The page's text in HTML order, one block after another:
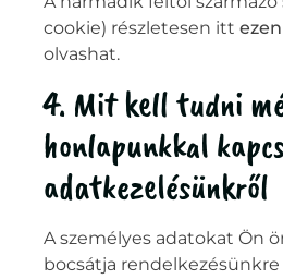
cookie) részletesen itt
olvashat.
4. Mit kell tudni
honlapunkkal
adatkezelésünkről
A személyes adatokat Ön
bocsátja rendelkezésünkre